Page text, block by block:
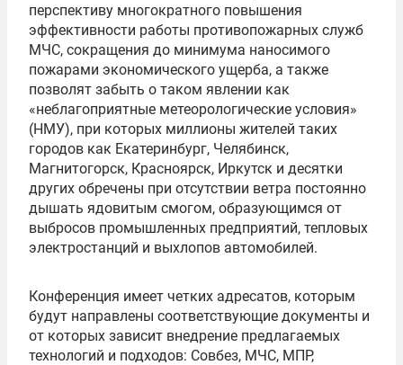
перспективу многократного повышения
эффективности работы противопожарных служб
МЧС, сокращения до минимума наносимого
пожарами экономического ущерба, а также
позволят забыть о таком явлении как
«неблагоприятные метеорологические условия»
(НМУ), при которых миллионы жителей таких
городов как Екатеринбург, Челябинск,
Магнитогорск, Красноярск, Иркутск и десятки
других обречены при отсутствии ветра постоянно
дышать ядовитым смогом, образующимся от
выбросов промышленных предприятий, тепловых
электростанций и выхлопов автомобилей.
Конференция имеет четких адресатов, которым
будут направлены соответствующие документы и
от которых зависит внедрение предлагаемых
технологий и подходов: Совбез, МЧС, МПР,